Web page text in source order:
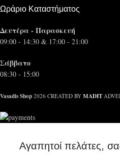
Ωράριο Καταστήματος
Δευτέρα - Παρασκευή
09:00 - 14:30 & 17:00 - 21:00
Σάββατο
08:30 - 15:00
Vasadis Shop 2026 CREATED BY MADIT
Αγαπητοί πελάτες,